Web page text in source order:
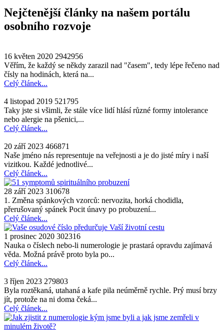
Nejčtenější články na našem portálu
osobního rozvoje
16 květen 2020 2942956
Věřím, že každý se někdy zarazil nad "časem", tedy lépe řečeno nad
čísly na hodinách, která na...
Celý článek...
4 listopad 2019 521795
Taky jste si všimli, že stále více lidí hlásí různé formy intolerance
nebo alergie na pšenici,...
Celý článek...
20 září 2023 466871
Naše jméno nás representuje na veřejnosti a je do jisté míry i naší
vizitkou. Každé jednotlivé...
Celý článek...
28 září 2023 310678
1. Změna spánkových vzorců: nervozita, horká chodidla,
přerušovaný spánek Pocit únavy po probuzení...
Celý článek...
1 prosinec 2020 302316
Nauka o číslech nebo-li numerologie je prastará opravdu zajímavá
věda. Možná právě proto byla po...
Celý článek...
3 říjen 2023 279803
Byla roztěkaná, utahaná a kafe pila neúměrně rychle. Prý musí brzy
jít, protože na ni doma čeká...
Celý článek...